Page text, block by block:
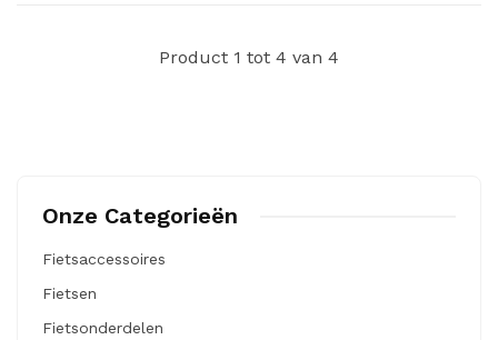
Product 1 tot 4 van 4
Onze Categorieën
Fietsaccessoires
Fietsen
Fietsonderdelen